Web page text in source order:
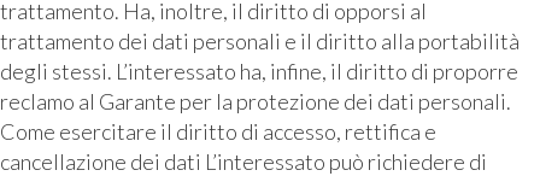
trattamento. Ha, inoltre, il diritto di opporsi al
trattamento dei dati personali e il diritto alla portabilità
degli stessi. L’interessato ha, infine, il diritto di proporre
reclamo al Garante per la protezione dei dati personali.
Come esercitare il diritto di accesso, rettifica e
cancellazione dei dati L’interessato può richiedere di